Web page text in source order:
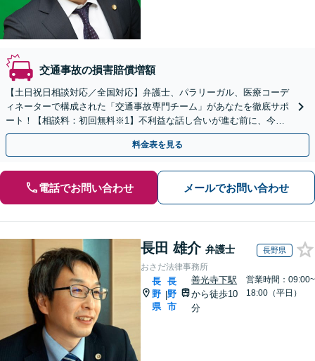
交通事故の損害賠償増額
【土日祝日相談対応／全国対応】弁護士、パラリーガル、医療コーデ
ィネーターで構成された「交通事故専門チーム」があなたを徹底サポ
ート！【相談料：初回無料※1】不利益な話し合いが進む前に、今す
ぐ相談！
料金表を見る
電話でお問い合わせ メールでお問い合わせ
長田 雄介 弁護士 長野県
おさだ法律事務所
長
野
県
|
長
野
市
善光寺下駅
から徒歩10
分
営業時間：09:00~
18:00（平日）